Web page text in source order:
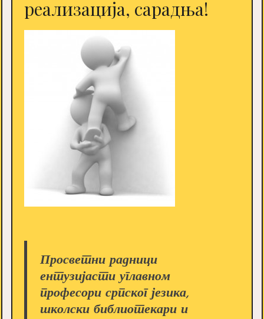
реализација, сарадња!
Просветни радници
ентузијасти углавном
професори српског језика,
школски библиотекари и